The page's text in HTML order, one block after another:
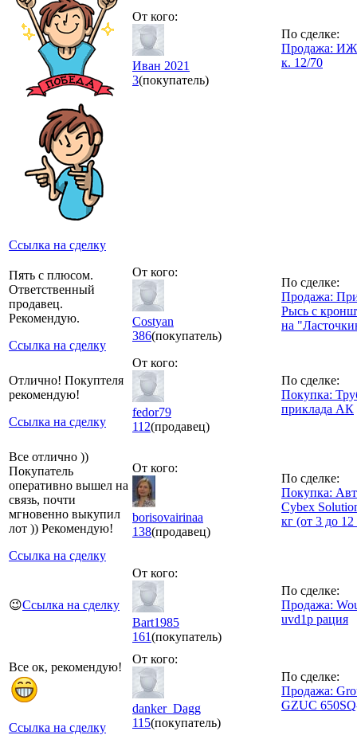
Ссылка на сделку
От кого:
Иван 2021
3(покупатель)
По сделке:
Продажа:
к. 12/70
Пять с плюсом.
Ответственный
продавец.
Рекомендую.
Ссылка на сделку
От кого:
Costyan
386(покупатель)
По сделке:
Продажа:
Рысь с
на
Отлично! Покуптеля
рекомендую!
Ссылка на сделку
От кого:
fedor79
112(продавец)
По сделке:
Покупка:
приклада АК
Все отлично ))
Покупатель
оперативно вышел на
связь, почти
мгновенно выкупил
лот )) Рекомендую!
Ссылка на сделку
От кого:
borisovairinaa
138(продавец)
По сделке:
Покупка:
Cybex
кг (от 3 до 12
😉Ссылка на сделку
От кого:
Bart1985
161(покупатель)
По сделке:
Продажа:
uvd1p рация
Все ок, рекомендую!
Ссылка на сделку
От кого:
danker_Dagg
115(покупатель)
По сделке:
Продажа:
GZUC